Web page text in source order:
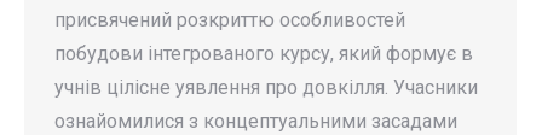
присвячений розкриттю особливостей
побудови інтегрованого курсу, який формує в
учнів цілісне уявлення про довкілля. Учасники
ознайомилися з концептуальними засадами